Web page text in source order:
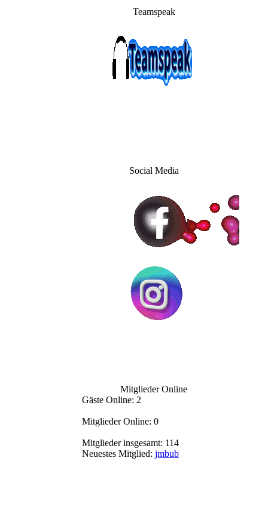
Teamspeak
Social Media
Mitglieder Online
Gäste Online: 2
Mitglieder Online: 0
Mitglieder insgesamt: 114
Neuestes Mitglied: jmbub